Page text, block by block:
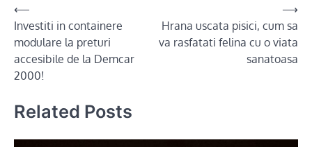
Post
navigation
⟵
Investiti in containere
modulare la preturi
accesibile de la Demcar
2000!
Hrana uscata pisici, cum sa
va rasfatati felina cu o viata
sanatoasa
⟶
Related Posts